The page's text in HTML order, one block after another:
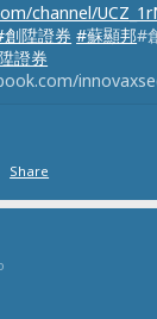
channel/
陞證券 #蘇顯邦#
證券
Share